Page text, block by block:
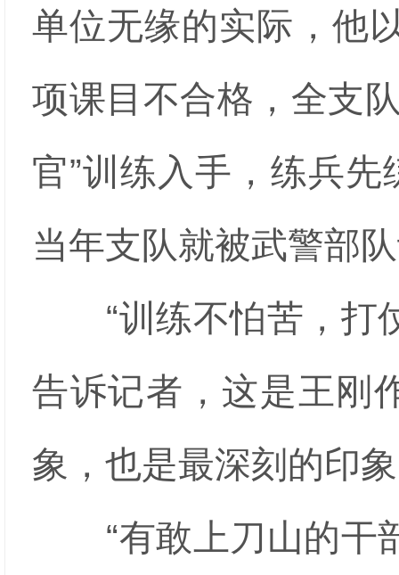
单位无缘的实际，他
项课目不合格，全支
官”训练入手，练兵
当年支队就被武警部
“训练不怕苦，打仗
告诉记者，这是王刚
象，也是最深刻的印
“有敢上刀山的干部